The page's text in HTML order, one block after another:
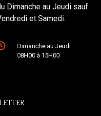
Dimanche au Jeudi sauf
et Samedi.
Dimanche au Jeudi
08H00 à 15H00